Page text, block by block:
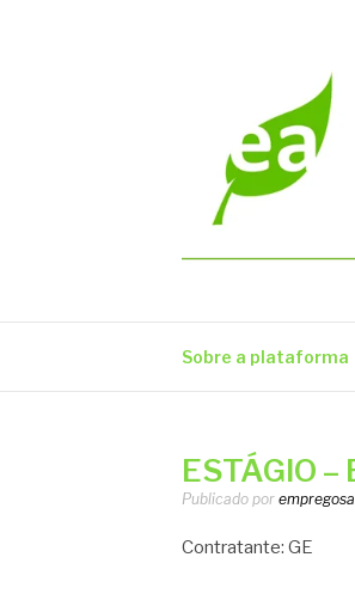
Sobre a plataforma
ESTÁGIO
Publicado por
Contratante: GE